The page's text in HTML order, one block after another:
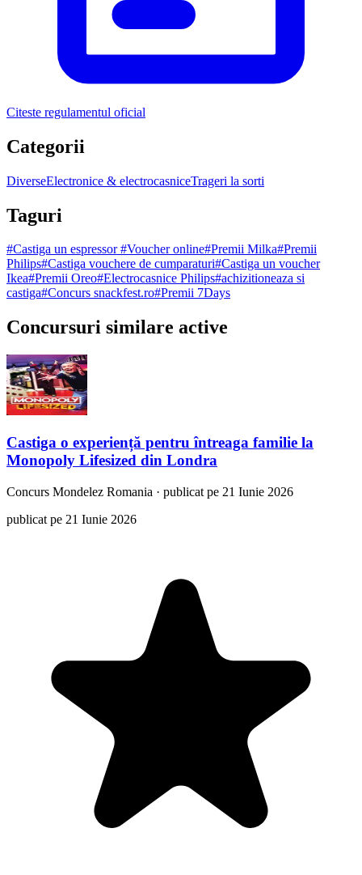
Citeste regulamentul oficial
Categorii
DiverseElectronice & electrocasniceTrageri la sorti
Taguri
#Castiga un espressor#Voucher online#Premii Milka#Premii
Philips#Castiga vouchere de cumparaturi#Castiga un voucher
Ikea#Premii Oreo#Electrocasnice Philips#achizitioneaza si
castiga#Concurs snackfest.ro#Premii 7Days
Concursuri similare active
Castiga o experiență pentru întreaga familie la
Monopoly Lifesized din Londra
Concurs Mondelez Romania · publicat pe 21 Iunie 2026
publicat pe 21 Iunie 2026